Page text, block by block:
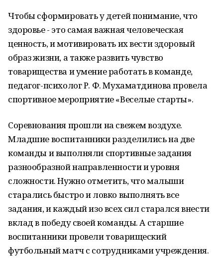
Чтобы сформировать у детей понимание, что
здоровье - это самая важная человеческая
ценность, и мотивировать их вести здоровый
образ жизни, а также развить чувство
товарищества и умение работать в команде,
педагог-психолог Р. Ф. Мухаматдинова провела
спортивное мероприятие «Веселые старты».
Соревнования прошли на свежем воздухе.
Младшие воспитанники разделились на две
команды и выполняли спортивные задания
разнообразной направленности и уровня
сложности. Нужно отметить, что малыши
старались быстро и ловко выполнять все
задания, и каждый изо всех сил старался внести
вклад в победу своей команды. А старшие
воспитанники провели товарищеский
футбольный матч с сотрудниками учреждения.